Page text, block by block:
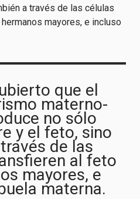
a través de las células
mayores, e incluso
que el
materno-
no sólo
y el feto, sino
de las
al feto
mayores, e
materna.